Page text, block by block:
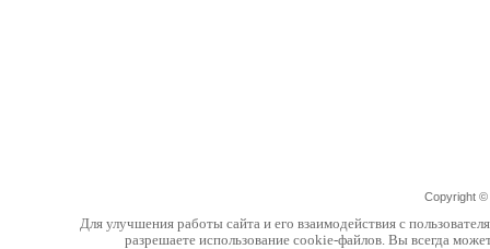
Copyright ©
Для улучшения работы сайта и его взаимодействия с
разрешаете использование cookie-файлов. Вы всегда